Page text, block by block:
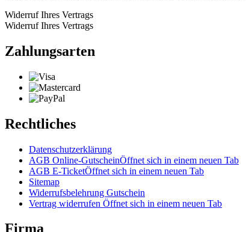
Widerruf Ihres Vertrags
Widerruf Ihres Vertrags
Zahlungsarten
Rechtliches
Datenschutzerklärung
AGB Online-GutscheinÖffnet sich in einem neuen Tab
AGB E-TicketÖffnet sich in einem neuen Tab
Sitemap
Widerrufsbelehrung Gutschein
Vertrag widerrufen Öffnet sich in einem neuen Tab
Firma